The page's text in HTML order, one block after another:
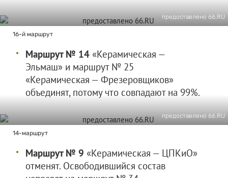
предоставлено 66.RU
16-й маршрут
Маршрут № 14 «Керамическая —
Эльмаш» и маршрут № 25
«Керамическая — Фрезеровщиков»
объединят, потому что совпадают на 99%.
предоставлено 66.RU
14-маршрут
Маршрут № 9 «Керамическая — ЦПКиО»
отменят. Освободившийся состав